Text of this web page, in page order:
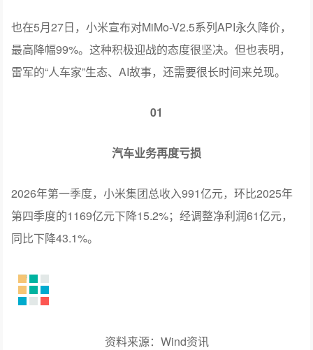
也在5月27日，小米宣布对MiMo-V2.5系列API永久降价，
最高降幅99%。这种积极迎战的态度很坚决。但也表明，
雷军的“人车家”生态、AI故事，还需要很长时间来兑现。
01
汽车业务再度亏损
2026年第一季度，小米集团总收入991亿元，环比2025年
第四季度的1169亿元下降15.2%；经调整净利润61亿元，
同比下降43.1%。
资料来源：Wind资讯